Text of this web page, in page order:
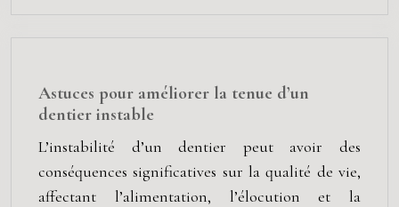
Astuces pour améliorer la tenue d’un
dentier instable
L’instabilité d’un dentier peut avoir des
conséquences significatives sur la qualité de vie,
affectant l’alimentation, l’élocution et la